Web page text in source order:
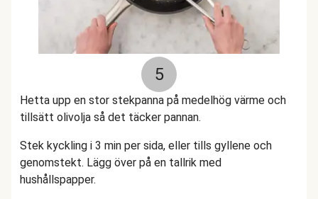
5
Hetta upp en stor stekpanna på medelhög värme och
tillsätt olivolja så det täcker pannan.
Stek kyckling i 3 min per sida, eller tills gyllene och
genomstekt. Lägg över på en tallrik med
hushållspapper.